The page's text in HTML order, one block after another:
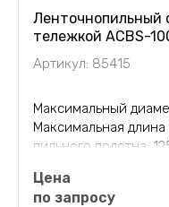
Ленточнопильный
тележкой ACBS-
Артикул: 85415
Максимальный
Максимальная
пильного полотна:
Цена
по запросу